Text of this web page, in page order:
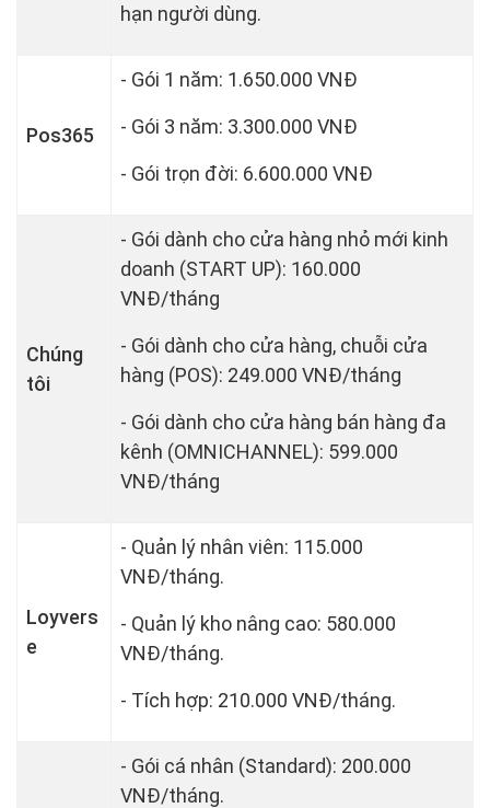
hạn người dùng.
Pos365
- Gói 1 năm: 1.650.000 VNĐ
- Gói 3 năm: 3.300.000 VNĐ
- Gói trọn đời: 6.600.000 VNĐ
Chúng
tôi
- Gói dành cho cửa hàng nhỏ mới kinh
doanh (START UP): 160.000
VNĐ/tháng
- Gói dành cho cửa hàng, chuỗi cửa
hàng (POS): 249.000 VNĐ/tháng
- Gói dành cho cửa hàng bán hàng đa
kênh (OMNICHANNEL): 599.000
VNĐ/tháng
Loyvers
e
- Quản lý nhân viên: 115.000
VNĐ/tháng.
- Quản lý kho nâng cao: 580.000
VNĐ/tháng.
- Tích hợp: 210.000 VNĐ/tháng.
- Gói cá nhân (Standard): 200.000
VNĐ/tháng.